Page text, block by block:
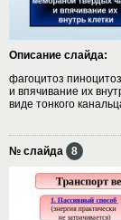
Описание слайда:
фагоцитоз
и впячивание их
виде тонкого
№ слайда 8